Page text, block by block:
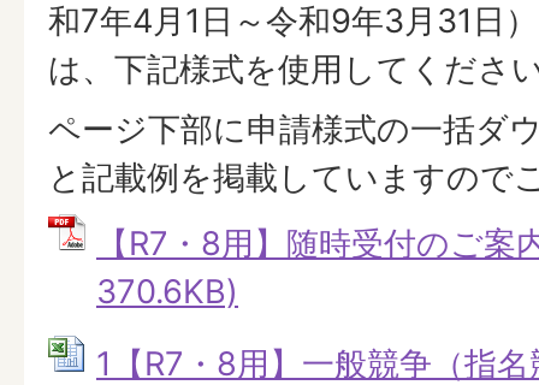
和7年4月1日～令和9年3月31日
は、下記様式を使用してくださ
ページ下部に申請様式の一括ダ
と記載例を掲載していますので
【R7・8用】随時受付のご案
370.6KB)
1【R7・8用】一般競争（指